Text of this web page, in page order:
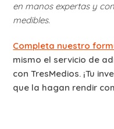
en manos expertas y
medibles.
Completa nuestro
mismo el servicio de
con TresMedios. ¡Tu
que la hagan rendir